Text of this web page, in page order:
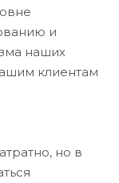
и
наших
клиентам
но в